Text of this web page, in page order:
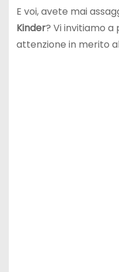
E voi, avete mai
Kinder? Vi invitiamo
attenzione in merito